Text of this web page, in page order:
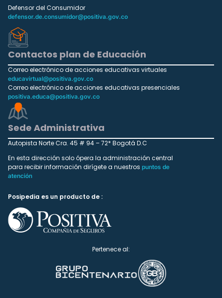
Defensor del Consumidor
defensor.de.consumidor@positiva.gov.co
Contactos plan de Educación
Correo electrónico de acciones educativas virtuales
educavirtual@positiva.gov.co
Correo electrónico de acciones educativas presenciales
positiva.educa@positiva.gov.co
Sede Administrativa
Autopista Norte Cra. 45 # 94 – 72* Bogotá D.C
En esta dirección solo ópera la administración central
para recibir información dirígete a nuestros puntos de
atención
Posipedia es un producto de :
Pertenece al: